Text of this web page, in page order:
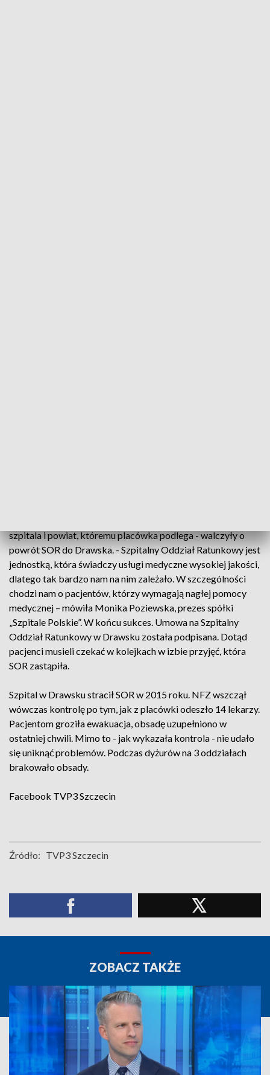
szpitala i powiat, któremu placówka podlega - walczyły o
powrót SOR do Drawska. - Szpitalny Oddział Ratunkowy jest
jednostką, która świadczy usługi medyczne wysokiej jakości,
dlatego tak bardzo nam na nim zależało. W szczególności
chodzi nam o pacjentów, którzy wymagają nagłej pomocy
medycznej – mówiła Monika Poziewska, prezes spółki
„Szpitale Polskie”. W końcu sukces. Umowa na Szpitalny
Oddział Ratunkowy w Drawsku została podpisana. Dotąd
pacjenci musieli czekać w kolejkach w izbie przyjęć, która
SOR zastąpiła.
Szpital w Drawsku stracił SOR w 2015 roku. NFZ wszczął
wówczas kontrolę po tym, jak z placówki odeszło 14 lekarzy.
Pacjentom groziła ewakuacja, obsadę uzupełniono w
ostatniej chwili. Mimo to - jak wykazała kontrola - nie udało
się uniknąć problemów. Podczas dyżurów na 3 oddziałach
brakowało obsady.
Facebook TVP3 Szczecin
Źródło: TVP3 Szczecin
ZOBACZ TAKŻE